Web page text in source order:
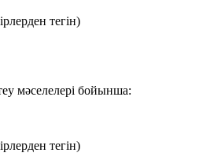
тегін)
мәселелері бойынша:
тегін)